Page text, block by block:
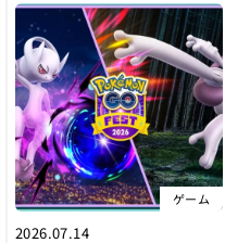
ゲーム
2026.07.14